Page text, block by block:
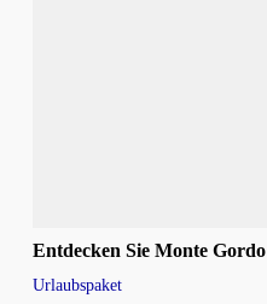
Entdecken Sie Monte Gordo
Urlaubspaket